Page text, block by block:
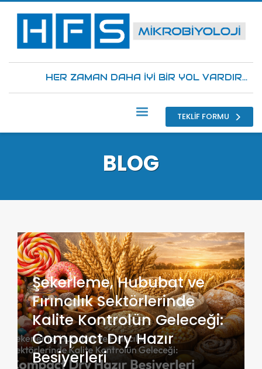
HER ZAMAN DAHA İYİ BİR YOL VARDIR...
TEKLİF FORMU
BLOG
Şekerleme, Hububat ve
Fırıncılık Sektörlerinde
Kalite Kontrolün Geleceği:
Compact Dry Hazır
Besiyerleri